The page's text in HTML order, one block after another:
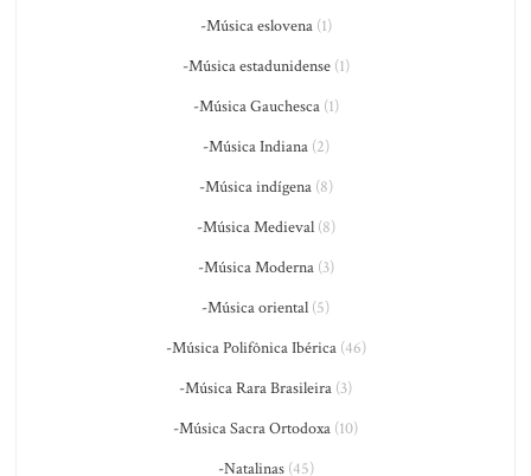
-Música eslovena(1)
-Música estadunidense(1)
-Música Gauchesca(1)
-Música Indiana(2)
-Música indígena(8)
-Música Medieval(8)
-Música Moderna(3)
-Música oriental (5)
-Música Polifônica Ibérica(46)
-Música Rara Brasileira (3)
-Música Sacra Ortodoxa (10)
-Natalinas(45)